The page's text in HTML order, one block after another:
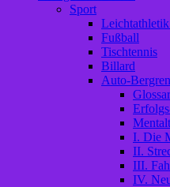
Sport
Fußball
Tischtennis
Billard
Auto-
I. Die
II.
III.
IV.